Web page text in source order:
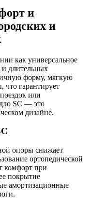
и
и
как универсальное
и длительных
форму, мягкую
гарантирует
или
SC — это
дизайне.
опоры снижает
ортопедической
комфорт при
покрытие
амортизационные